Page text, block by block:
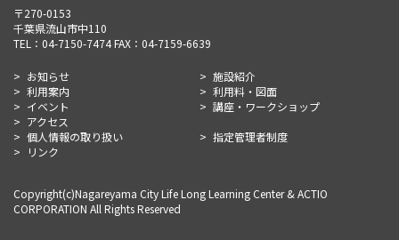
〒270-0153
千葉県流山市中110
TEL：04-7150-7474 FAX：04-7159-6639
お知らせ
施設紹介
利用案内
利用料・図面
イベント
講座・ワークショップ
アクセス
個人情報の取り扱い
指定管理者制度
リンク
Copyright(c)Nagareyama City Life Long Learning Center & ACTIO
CORPORATION All Rights Reserved